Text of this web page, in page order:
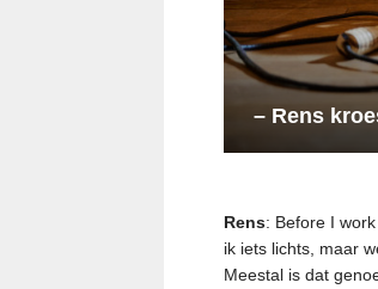
– Rens
Rens: Before I
ik iets lichts, maar
Meestal is dat